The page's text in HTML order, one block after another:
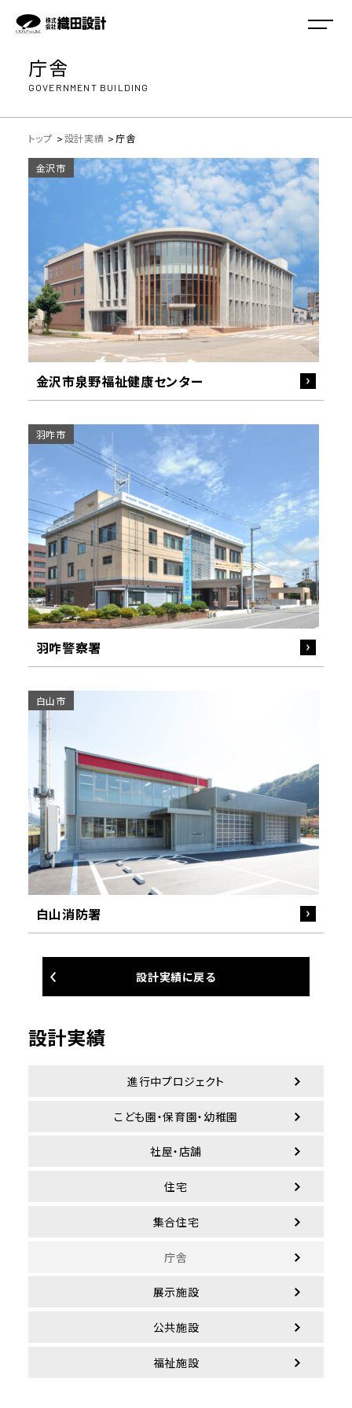
庁舎
GOVERNMENT BUILDING
トップ 設計実績 庁舎
金沢市
金沢市泉野福祉健康センター
羽咋市
羽咋警察署
白山市
白山消防署
設計実績に戻る
設計実績
進行中プロジェクト
こども園・保育園・幼稚園
社屋・店舗
住宅
集合住宅
庁舎
展示施設
公共施設
福祉施設